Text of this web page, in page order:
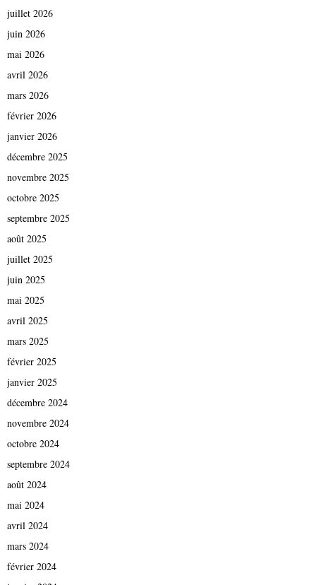
juillet 2026
juin 2026
mai 2026
avril 2026
mars 2026
février 2026
janvier 2026
décembre 2025
novembre 2025
octobre 2025
septembre 2025
août 2025
juillet 2025
juin 2025
mai 2025
avril 2025
mars 2025
février 2025
janvier 2025
décembre 2024
novembre 2024
octobre 2024
septembre 2024
août 2024
mai 2024
avril 2024
mars 2024
février 2024